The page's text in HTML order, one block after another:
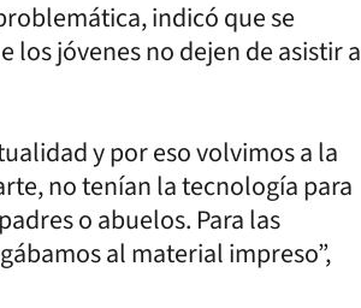
indicó que se
jóvenes no dejen de asistir a
y por eso volvimos a la
no tenían la tecnología para
o abuelos. Para las
al material impreso”,